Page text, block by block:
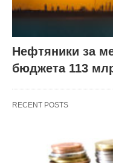
Нефтяники за
бюджета 113
RECENT POSTS